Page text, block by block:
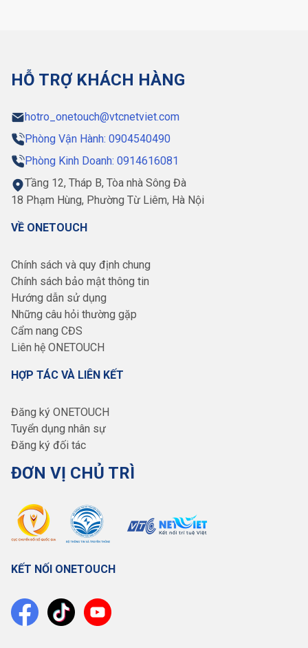
HỖ TRỢ KHÁCH HÀNG
hotro_onetouch@vtcnetviet.com
Phòng Vận Hành: 0904540490
Phòng Kinh Doanh: 0914616081
Tầng 12, Tháp B, Tòa nhà Sông Đà
18 Phạm Hùng, Phường Từ Liêm, Hà Nội
VỀ ONETOUCH
Chính sách và quy định chung
Chính sách bảo mật thông tin
Hướng dẫn sử dụng
Những câu hỏi thường gặp
Cẩm nang CĐS
Liên hệ ONETOUCH
HỢP TÁC VÀ LIÊN KẾT
Đăng ký ONETOUCH
Tuyển dụng nhân sự
Đăng ký đối tác
ĐƠN VỊ CHỦ TRÌ
KẾT NỐI ONETOUCH